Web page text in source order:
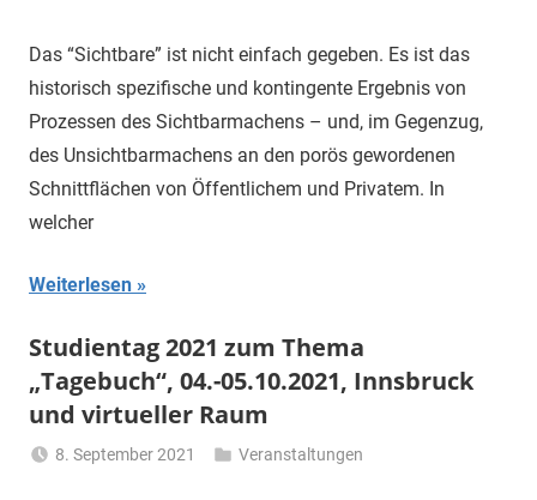
Gerhalter
Das “Sichtbare” ist nicht einfach gegeben. Es ist das
historisch spezifische und kontingente Ergebnis von
Prozessen des Sichtbarmachens – und, im Gegenzug,
des Unsichtbarmachens an den porös gewordenen
Schnittflächen von Öffentlichem und Privatem. In
welcher
Weiterlesen
Studientag 2021 zum Thema
„Tagebuch“, 04.-05.10.2021, Innsbruck
und virtueller Raum
8. September 2021
Veranstaltungen